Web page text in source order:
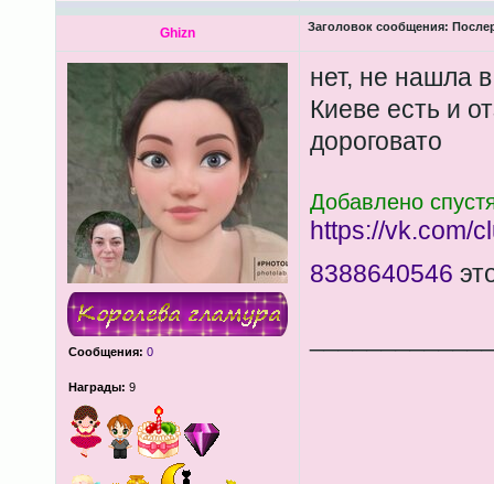
Ghizn Заголовок сообщения:
Сообщения: 0
Награды: 9
нет, не нашла
Киеве есть и
дороговато
Добавлено
https://vk.com/
8388640546